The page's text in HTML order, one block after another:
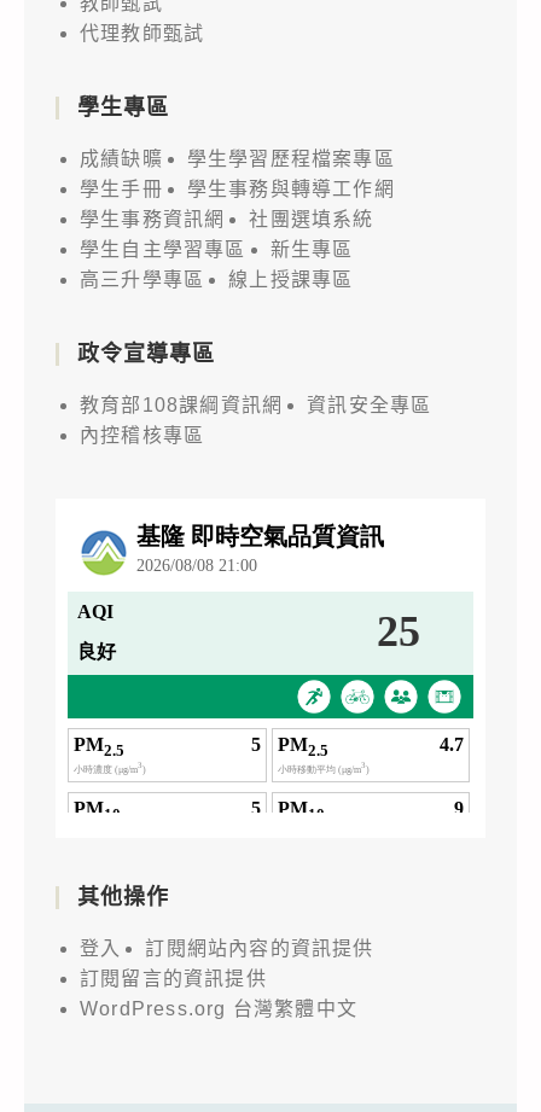
代理教師甄試
學生專區
成績缺曠
學生學習歷程檔案專區
學生手冊
學生事務與轉導工作網
學生事務資訊網
社團選填系統
學生自主學習專區
新生專區
高三升學專區
線上授課專區
政令宣導專區
教育部108課綱資訊網
資訊安全專區
內控稽核專區
其他操作
登入
訂閱網站內容的資訊提供
訂閱留言的資訊提供
WordPress.org 台灣繁體中文